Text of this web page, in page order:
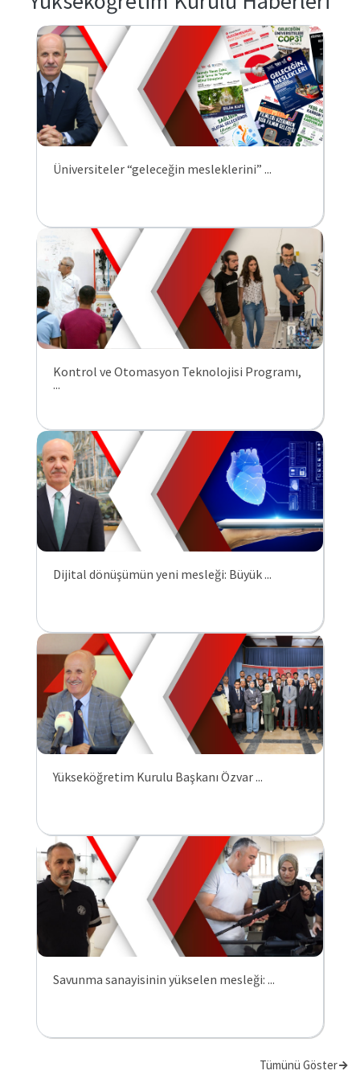
Üniversiteler “geleceğin mesleklerini” ...
Kontrol ve Otomasyon Teknolojisi Programı,
...
Dijital dönüşümün yeni mesleği: Büyük ...
Yükseköğretim Kurulu Başkanı Özvar ...
Savunma sanayisinin yükselen mesleği: ...
Tümünü Göster